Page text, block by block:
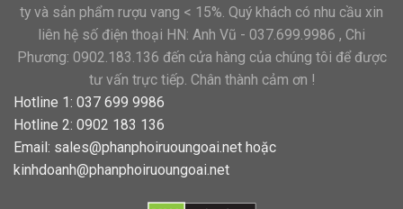
ty và sản phẩm rượu vang < 15%. Quý khách có nhu cầu xin
liên hệ số điện thoại HN: Anh Vũ - 037.699.9986 , Chi
Phương: 0902.183.136 đến cửa hàng của chúng tôi để được
tư vấn trực tiếp. Chân thành cảm ơn !
Hotline 1: 037 699 9986
Hotline 2: 0902 183 136
Email: sales@phanphoiruoungoai.net hoặc
kinhdoanh@phanphoiruoungoai.net